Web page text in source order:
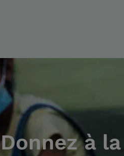
Donnez à